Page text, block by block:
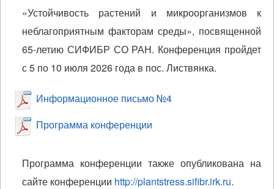
«Устойчивость растений и микроорганизмов к
неблагоприятным факторам среды», посвященной
65-летию СИФИБР СО РАН. Конференция пройдет
с 5 по 10 июля 2026 года в пос. Листвянка.
Информационное письмо №4
Программа конференции
Программа конференции также опубликована на
сайте конференции http://plantstress.sifibr.irk.ru.